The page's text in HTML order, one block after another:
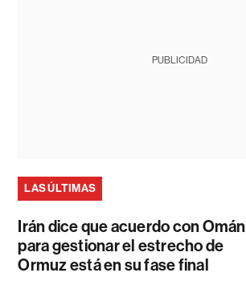
PUBLICIDAD
LAS ÚLTIMAS
Irán dice que acuerdo con Omán
para gestionar el estrecho de
Ormuz está en su fase final